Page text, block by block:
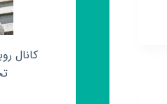
کانال